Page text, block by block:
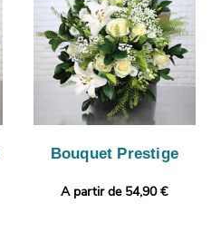
Bouquet Prestige
A partir de 54,90 €